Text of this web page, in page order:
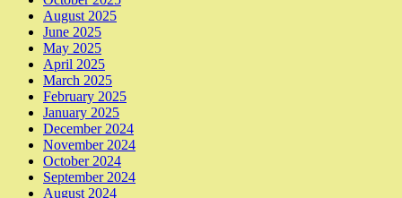
August 2025
June 2025
May 2025
April 2025
March 2025
February 2025
January 2025
December 2024
November 2024
October 2024
September 2024
August 2024